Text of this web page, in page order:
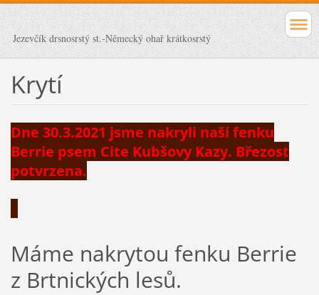
Jezevčík drsnosrstý st.-Německý ohař krátkosrstý
Krytí
Dne 30.3.2021 jsme nakryli naší fenku
Berrie psem Cite Kubšovy Kazy. Březost
potvrzena.
Máme nakrytou fenku Berrie
z Brtnických lesů.